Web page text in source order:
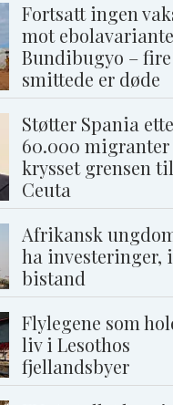
Fortsatt ingen
mot
Bundibugyo –
smittede er døde
Støtter Spania
60.000 migranter
krysset grensen til
Ceuta
Afrikansk
ha investeringer,
bistand
Flylegene som
liv i Lesothos
fjellandsbyer